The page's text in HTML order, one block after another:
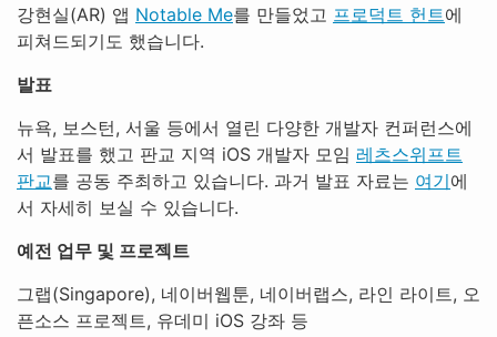
강현실(AR) 앱 Notable Me를 만들었고 프로덕트 헌트에
피쳐드되기도 했습니다.
발표
뉴욕, 보스턴, 서울 등에서 열린 다양한 개발자 컨퍼런스에
서 발표를 했고 판교 지역 iOS 개발자 모임 레츠스위프트
판교를 공동 주최하고 있습니다. 과거 발표 자료는 여기에
서 자세히 보실 수 있습니다.
예전 업무 및 프로젝트
그랩(Singapore), 네이버웹툰, 네이버랩스, 라인 라이트, 오
픈소스 프로젝트, 유데미 iOS 강좌 등